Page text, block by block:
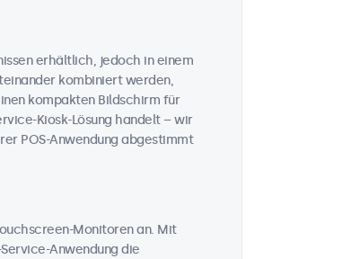
erhältlich, jedoch in einem
kombiniert werden,
kompakten Bildschirm für
Kiosk-Lösung handelt – wir
POS-Anwendung abgestimmt
Monitoren an. Mit
Anwendung die